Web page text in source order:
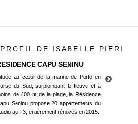
DE ISABELLE PIERI
CAPU SENINU
au cœur de la marine de Porto en
du Sud, surplombant le fleuve et à
de 400 m de la plage, la Résidence
Seninu propose 20 appartements du
au T3, entièrement rénovés en 2015.